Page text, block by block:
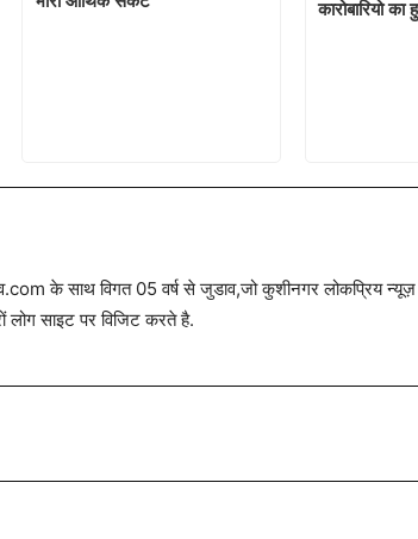
कारोबारियो
के साथ विगत 05 वर्ष से जुडाव,जो कुशीनगर लोकप्रिय न्यूज़
लोग साइट पर विजिट करते है.